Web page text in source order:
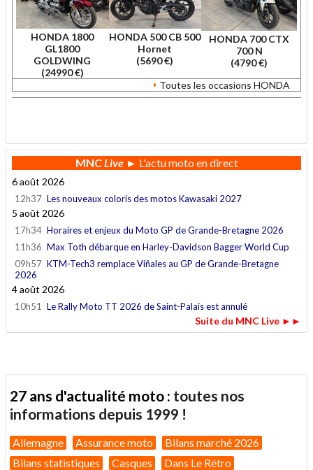
HONDA 1800
GL1800
GOLDWING
(24990 €)
HONDA 500 CB 500
Hornet
(5690 €)
HONDA 700 CTX
700 N
(4790 €)
Toutes les occasions HONDA
MNCLive► L'actu moto en direct
6 août 2026
12h37 Les nouveaux coloris des motos Kawasaki 2027
5 août 2026
17h34 Horaires et enjeux du Moto GP de Grande-Bretagne 2026
11h36 Max Toth débarque en Harley-Davidson Bagger World Cup
09h57 KTM-Tech3 remplace Viñales au GP de Grande-Bretagne
2026
4 août 2026
10h51 Le Rally Moto TT 2026 de Saint-Palais est annulé
Suite du MNC Live ►►
27 ans d'actualité moto : toutes nos
informations depuis 1999 !
Allemagne Assurance moto
Bilans marché 2026
Bilans statistiques
Casques Dans Le Rétro